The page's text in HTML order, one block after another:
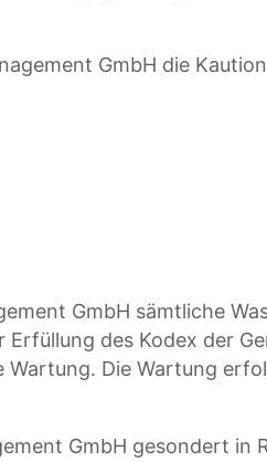
GmbH die
GmbH sämtliche
des Kodex der
Die Wartung
GmbH gesondert